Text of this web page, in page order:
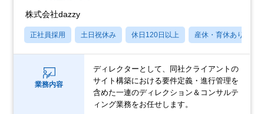
株式会社dazzy
正社員採用 土日祝休み 休日120日以上 産休・育休あり
業務内容
ディレクターとして、同社クライアントの
サイト構築における要件定義・進行管理を
含めた一連のディレクション＆コンサルテ
ィング業務をお任せします。